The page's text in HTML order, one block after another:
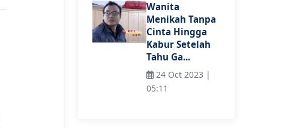
Wanita
Menikah Tanpa
Cinta Hingga
Kabur Setelah
Tahu Ga...
24 Oct 2023 |
05:11